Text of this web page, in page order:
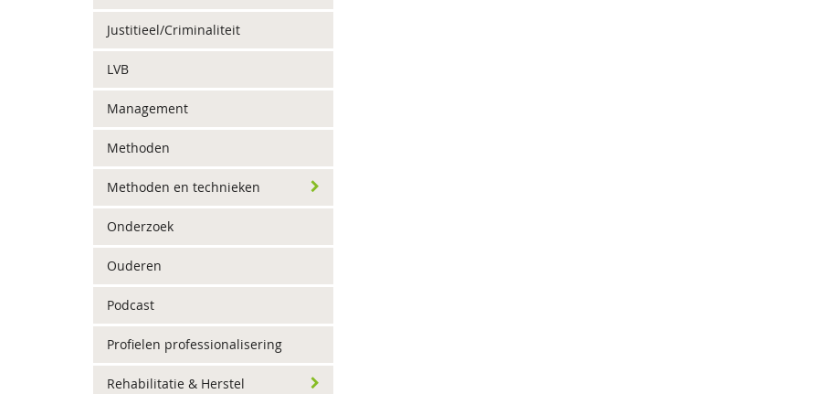
Justitieel/Criminaliteit
LVB
Management
Methoden
Methoden en technieken
Onderzoek
Ouderen
Podcast
Profielen professionalisering
Rehabilitatie & Herstel